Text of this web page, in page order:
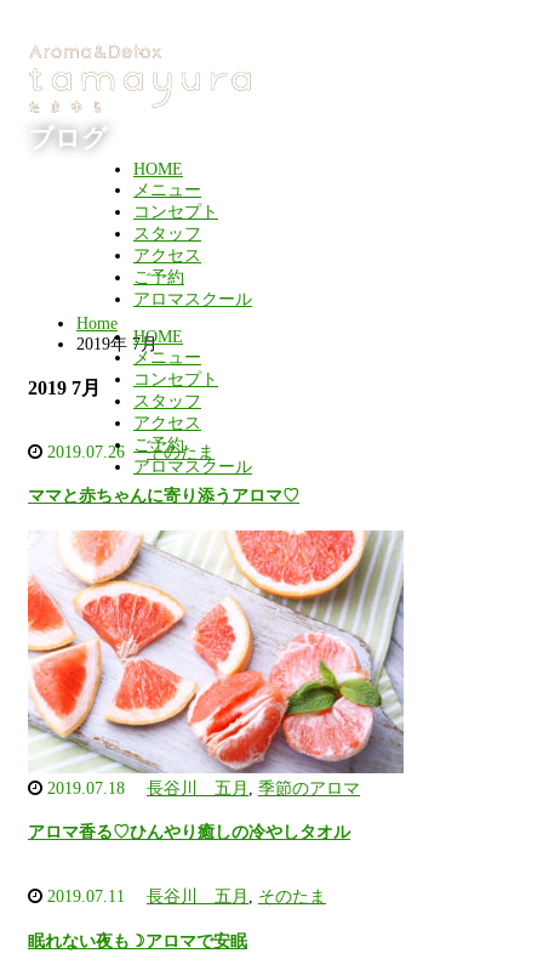
HOME
メニュー
コンセプト
スタッフ
アクセス
ご予約
アロマスクール
HOME
メニュー
コンセプト
スタッフ
アクセス
ご予約
アロマスクール
ブログ
Home
2019年 7月
2019 7月
2019.07.26 そのたま
ママと赤ちゃんに寄り添うアロマ♡
2019.07.18 長谷川 五月 季節のアロマ
アロマ香る♡ひんやり癒しの冷やしタオル
2019.07.11 長谷川 五月 , そのたま
眠れない夜も☽アロマで安眠